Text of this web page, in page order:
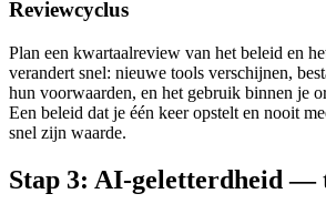
Reviewcyclus
Plan een kwartaalreview van het beleid en
verandert snel: nieuwe tools verschijnen,
hun voorwaarden, en het gebruik binnen je
Een beleid dat je één keer opstelt en nooit
snel zijn waarde.
Stap 3: AI-geletterdheid —